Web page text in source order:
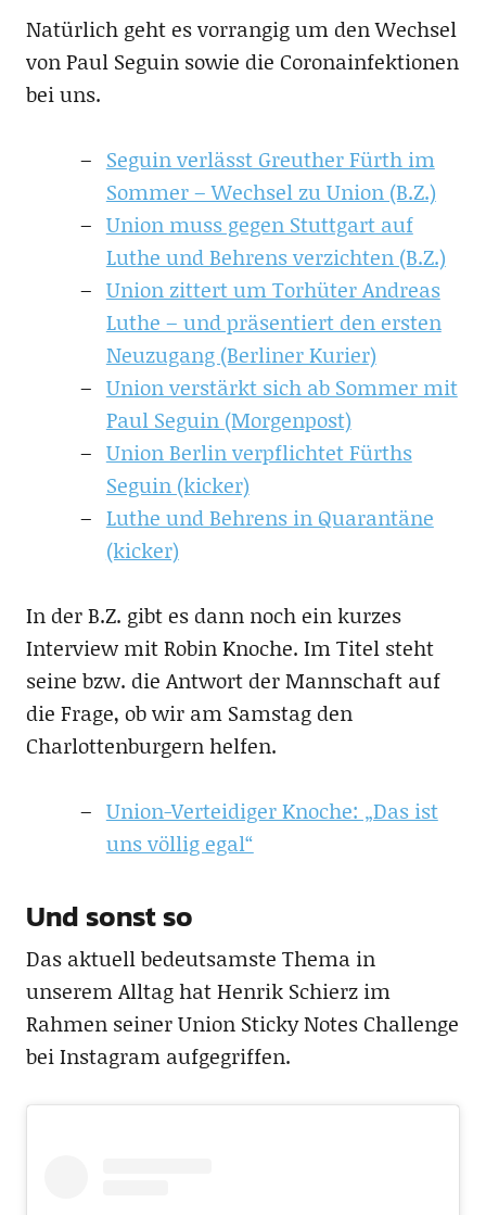
Natürlich geht es vorrangig um den Wechsel
von Paul Seguin sowie die Coronainfektionen
bei uns.
Seguin verlässt Greuther Fürth im
Sommer – Wechsel zu Union (B.Z.)
Union muss gegen Stuttgart auf
Luthe und Behrens verzichten (B.Z.)
Union zittert um Torhüter Andreas
Luthe – und präsentiert den ersten
Neuzugang (Berliner Kurier)
Union verstärkt sich ab Sommer mit
Paul Seguin (Morgenpost)
Union Berlin verpflichtet Fürths
Seguin (kicker)
Luthe und Behrens in Quarantäne
(kicker)
In der B.Z. gibt es dann noch ein kurzes
Interview mit Robin Knoche. Im Titel steht
seine bzw. die Antwort der Mannschaft auf
die Frage, ob wir am Samstag den
Charlottenburgern helfen.
Union-Verteidiger Knoche: „Das ist
uns völlig egal“
Und sonst so
Das aktuell bedeutsamste Thema in
unserem Alltag hat Henrik Schierz im
Rahmen seiner Union Sticky Notes Challenge
bei Instagram aufgegriffen.